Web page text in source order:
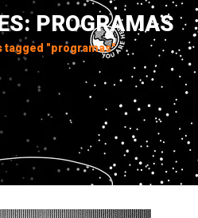
PROGRAMAS
tagged "programas"